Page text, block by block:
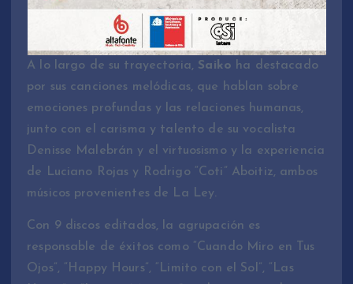
A lo largo de su trayectoria, Saiko ha destacado
por sus canciones melódicas, que hablan sobre
emociones profundas y las relaciones humanas,
junto con el carisma y talento de su vocalista
Denisse Malebrán y el virtuosismo y la experiencia
de Luciano Rojas y Rodrigo “Coti” Aboitiz, ambos
músicos provenientes de La Ley.
Con 9 discos editados, la agrupación es
responsable de éxitos como “Cuando Miro en Tus
Ojos”, “Happy Hours”, “Limito con el Sol”, “Las